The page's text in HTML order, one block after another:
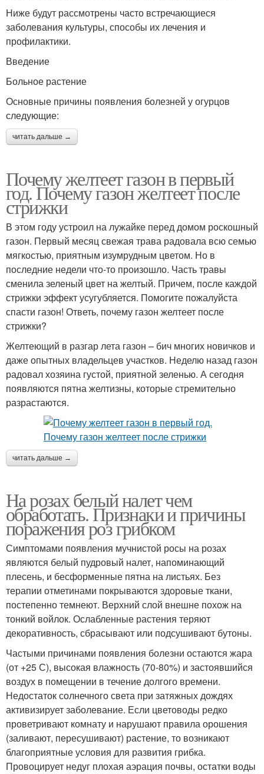
Ниже будут рассмотрены часто встречающиеся
заболевания культуры, способы их лечения и
профилактики.
Введение
Больное растение
Основные причины появления болезней у огурцов
следующие:
читать дальше →
Почему желтеет газон в первый
год. Почему газон желтеет после
стрижки
В этом году устроил на лужайке перед домом роскошный
газон. Первый месяц свежая трава радовала всю семью
мягкостью, приятным изумрудным цветом. Но в
последние недели что-то произошло. Часть травы
сменила зеленый цвет на желтый. Причем, после каждой
стрижки эффект усугубляется. Помогите пожалуйста
спасти газон! Ответь, почему газон желтеет после
стрижки?
Желтеющий в разгар лета газон – бич многих новичков и
даже опытных владельцев участков. Неделю назад газон
радовал хозяина густой, приятной зеленью. А сегодня
появляются пятна желтизны, которые стремительно
разрастаются.
читать дальше →
На розах белый налет чем
обработать. Признаки и причины
поражения роз грибком
Симптомами появления мучнистой росы на розах
являются белый пудровый налет, напоминающий
плесень, и бесформенные пятна на листьях. Без
терапии отметинами покрываются здоровые ткани,
постепенно темнеют. Верхний слой внешне похож на
тонкий войлок. Ослабленные растения теряют
декоративность, сбрасывают или подсушивают бутоны.
Частыми причинами появления болезни остаются жара
(от +25 С), высокая влажность (70-80%) и застоявшийся
воздух в помещении в течение долгого времени.
Недостаток солнечного света при затяжных дождях
активизирует заболевание. Если цветоводы редко
проветривают комнату и нарушают правила орошения
(заливают, пересушивают) растение, то возникают
благоприятные условия для развития грибка.
Провоцирует недуг плохая аэрация почвы, остатки воды